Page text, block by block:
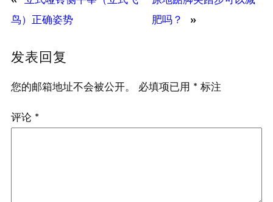
鸟）正确姿势
肥吗？
»
发表回复
您的邮箱地址不会被公开。 必填项已用 * 标注
评论 *